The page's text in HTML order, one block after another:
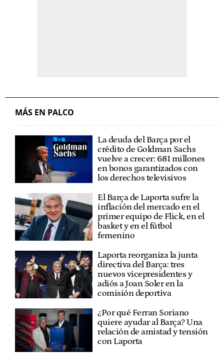
MÁS EN PALCO
La deuda del Barça por el
crédito de Goldman Sachs
vuelve a crecer: 681 millones
en bonos garantizados con
los derechos televisivos
El Barça de Laporta sufre la
inflación del mercado en el
primer equipo de Flick, en el
basket y en el fútbol
femenino
Laporta reorganiza la junta
directiva del Barça: tres
nuevos vicepresidentes y
adiós a Joan Soler en la
comisión deportiva
¿Por qué Ferran Soriano
quiere ayudar al Barça? Una
relación de amistad y tensión
con Laporta